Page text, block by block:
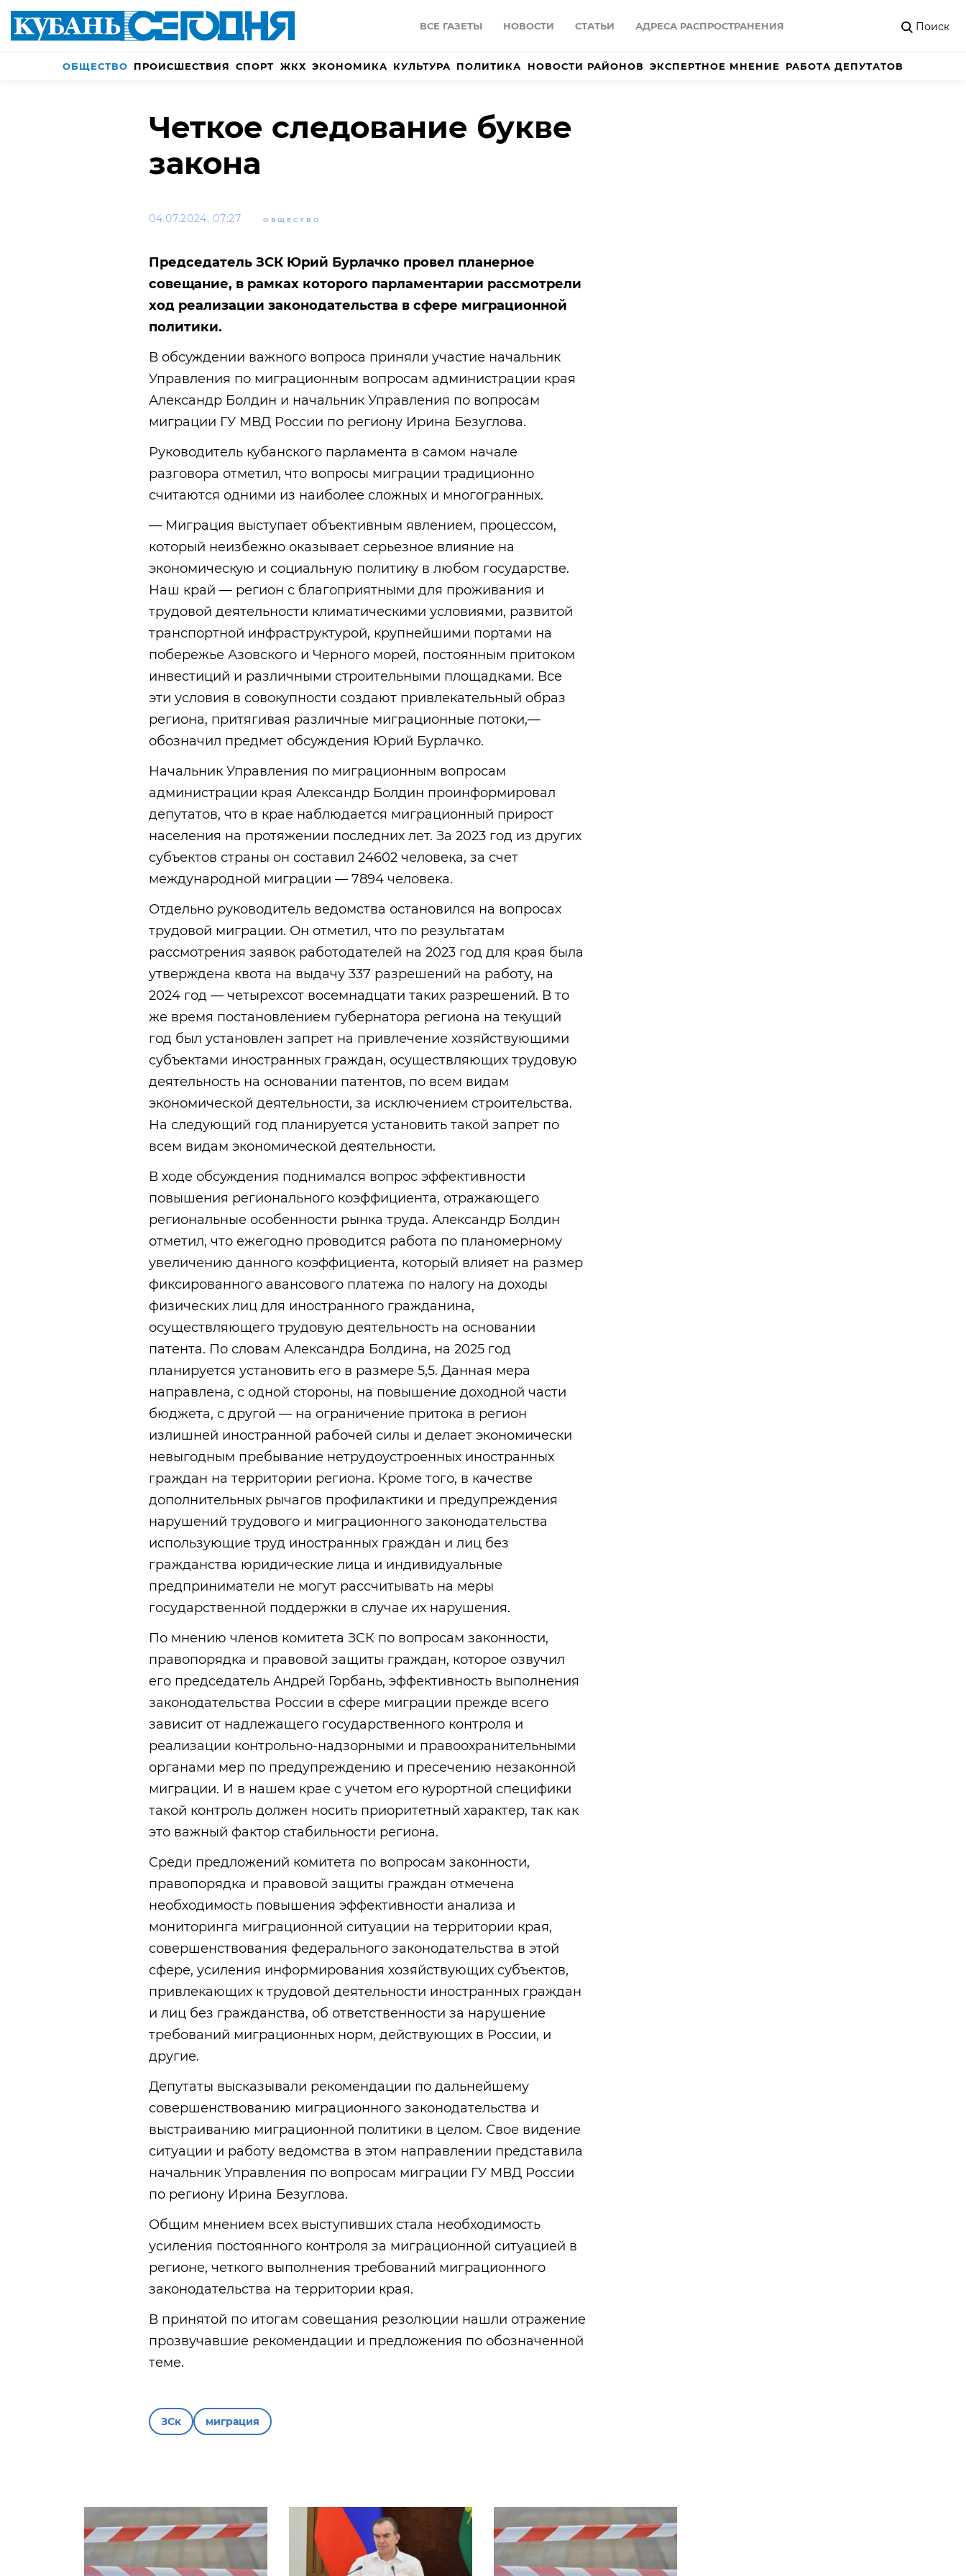
ВСЕ ГАЗЕТЫ НОВОСТИ СТАТЬИ АДРЕСА РАСПРОСТРАНЕНИЯ Поиск
ОБЩЕСТВО ПРОИСШЕСТВИЯ СПОРТ ЖКХ ЭКОНОМИКА КУЛЬТУРА ПОЛИТИКА НОВОСТИ РАЙОНОВ ЭКСПЕРТНОЕ МНЕНИЕ РАБОТА ДЕПУТАТОВ
Четкое следование букве
закона
04.07.2024, 07:27 ОБЩЕСТВО
Председатель ЗСК Юрий Бурлачко провел планерное
совещание, в рамках которого парламентарии рассмотрели
ход реализации законодательства в сфере миграционной
политики.
В обсуждении важного вопроса приняли участие начальник
Управления по миграционным вопросам администрации края
Александр Болдин и начальник Управления по вопросам
миграции ГУ МВД России по региону Ирина Безуглова.
Руководитель кубанского парламента в самом начале
разговора отметил, что вопросы миграции традиционно
считаются одними из наиболее сложных и многогранных.
— Миграция выступает объективным явлением, процессом,
который неизбежно оказывает серьезное влияние на
экономическую и социальную политику в любом государстве.
Наш край — регион с благоприятными для проживания и
трудовой деятельности климатическими условиями, развитой
транспортной инфраструктурой, крупнейшими портами на
побережье Азовского и Черного морей, постоянным притоком
инвестиций и различными строительными площадками. Все
эти условия в совокупности создают привлекательный образ
региона, притягивая различные миграционные потоки,—
обозначил предмет обсуждения Юрий Бурлачко.
Начальник Управления по миграционным вопросам
администрации края Александр Болдин проинформировал
депутатов, что в крае наблюдается миграционный прирост
населения на протяжении последних лет. За 2023 год из других
субъектов страны он составил 24602 человека, за счет
международной миграции — 7894 человека.
Отдельно руководитель ведомства остановился на вопросах
трудовой миграции. Он отметил, что по результатам
рассмотрения заявок работодателей на 2023 год для края была
утверждена квота на выдачу 337 разрешений на работу, на
2024 год — четырехсот восемнадцати таких разрешений. В то
же время постановлением губернатора региона на текущий
год был установлен запрет на привлечение хозяйствующими
субъектами иностранных граждан, осуществляющих трудовую
деятельность на основании патентов, по всем видам
экономической деятельности, за исключением строительства.
На следующий год планируется установить такой запрет по
всем видам экономической деятельности.
В ходе обсуждения поднимался вопрос эффективности
повышения регионального коэффициента, отражающего
региональные особенности рынка труда. Александр Болдин
отметил, что ежегодно проводится работа по планомерному
увеличению данного коэффициента, который влияет на размер
фиксированного авансового платежа по налогу на доходы
физических лиц для иностранного гражданина,
осуществляющего трудовую деятельность на основании
патента. По словам Александра Болдина, на 2025 год
планируется установить его в размере 5,5. Данная мера
направлена, с одной стороны, на повышение доходной части
бюджета, с другой — на ограничение притока в регион
излишней иностранной рабочей силы и делает экономически
невыгодным пребывание нетрудоустроенных иностранных
граждан на территории региона. Кроме того, в качестве
дополнительных рычагов профилактики и предупреждения
нарушений трудового и миграционного законодательства
использующие труд иностранных граждан и лиц без
гражданства юридические лица и индивидуальные
предприниматели не могут рассчитывать на меры
государственной поддержки в случае их нарушения.
По мнению членов комитета ЗСК по вопросам законности,
правопорядка и правовой защиты граждан, которое озвучил
его председатель Андрей Горбань, эффективность выполнения
законодательства России в сфере миграции прежде всего
зависит от надлежащего государственного контроля и
реализации контрольно-надзорными и правоохранительными
органами мер по предупреждению и пресечению незаконной
миграции. И в нашем крае с учетом его курортной специфики
такой контроль должен носить приоритетный характер, так как
это важный фактор стабильности региона.
Среди предложений комитета по вопросам законности,
правопорядка и правовой защиты граждан отмечена
необходимость повышения эффективности анализа и
мониторинга миграционной ситуации на территории края,
совершенствования федерального законодательства в этой
сфере, усиления информирования хозяйствующих субъектов,
привлекающих к трудовой деятельности иностранных граждан
и лиц без гражданства, об ответственности за нарушение
требований миграционных норм, действующих в России, и
другие.
Депутаты высказывали рекомендации по дальнейшему
совершенствованию миграционного законодательства и
выстраиванию миграционной политики в целом. Свое видение
ситуации и работу ведомства в этом направлении представила
начальник Управления по вопросам миграции ГУ МВД России
по региону Ирина Безуглова.
Общим мнением всех выступивших стала необходимость
усиления постоянного контроля за миграционной ситуацией в
регионе, четкого выполнения требований миграционного
законодательства на территории края.
В принятой по итогам совещания резолюции нашли отражение
прозвучавшие рекомендации и предложения по обозначенной
теме.
ЗСк миграция